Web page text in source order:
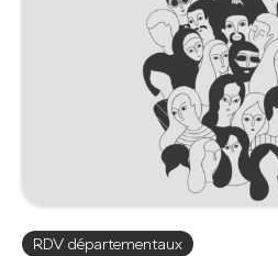
RDV départementaux